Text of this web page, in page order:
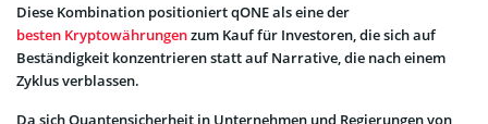
Diese Kombination positioniert qONE als eine der
besten Kryptowährungenzum Kauf für Investoren, die sich auf
Beständigkeit konzentrieren statt auf Narrative, die nach einem
Zyklus verblassen.
Da sich Quantensicherheit in Unternehmen und Regierungen von